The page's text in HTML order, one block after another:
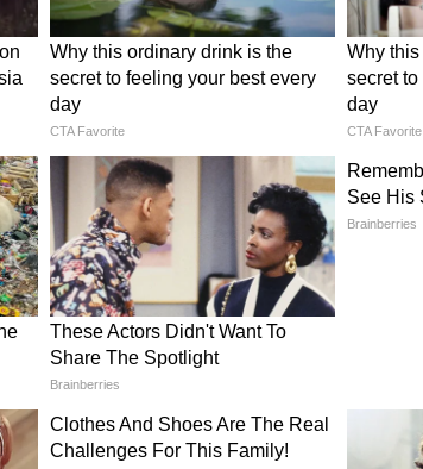
का समर्थन प्राप्त है, और
के माध्यम से इन प्रयासों
संपादित नहीं किया